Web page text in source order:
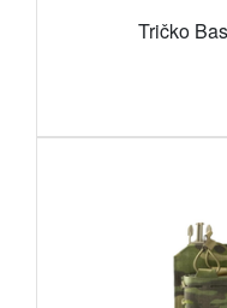
Tričko